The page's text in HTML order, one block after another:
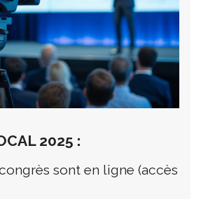
2025 :
sont en ligne (accès